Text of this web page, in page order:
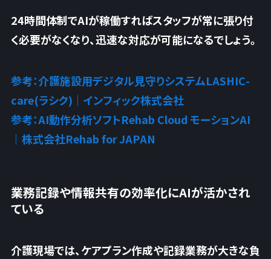
24時間体制でAIが稼働すればスタッフが常に張り付
く必要がなくなり、迅速な対応が可能になるでしょう。
参考：介護施設用デジタル見守りシステムLASHIC-
care(ラシク)｜インフィック株式会社
参考：AI動作分析ソフトRehab Cloud モーションAI
｜株式会社Rehab for JAPAN
業務記録や情報共有の効率化にAIが活かされ
ている
介護現場では、ケアプラン作成や記録業務が大きな負